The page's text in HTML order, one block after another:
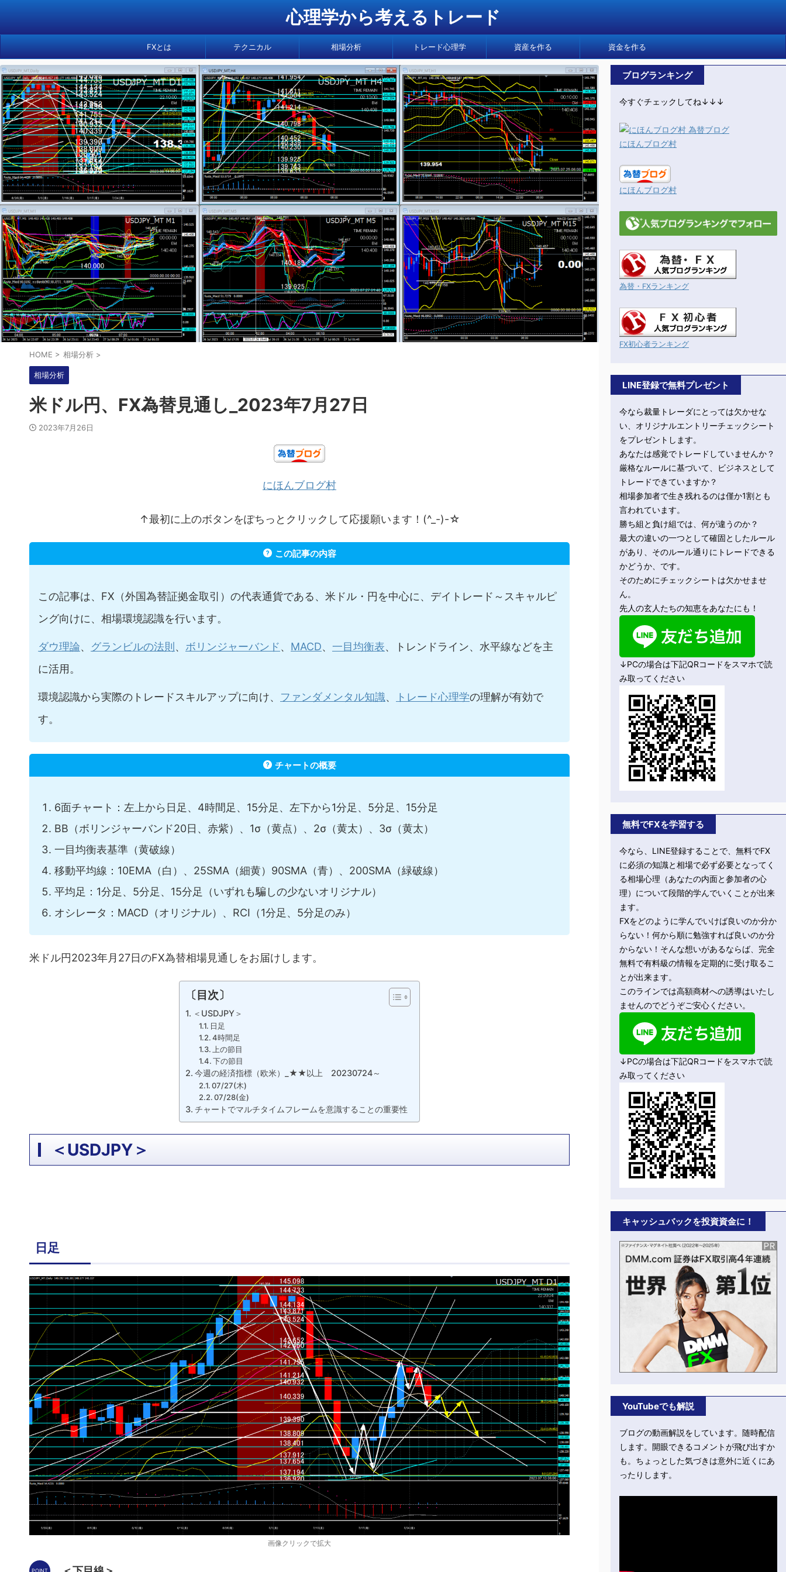
心理学から考えるトレード
FXとは テクニカル 相場分析 トレード心理学 資産を作る 資金を作る
HOME > 相場分析 >
相場分析
米ドル円、FX為替見通し_2023年7月27日
2023年7月26日
にほんブログ村
↑最初に上のボタンをぽちっとクリックして応援願います！(^_-)-☆
この記事の内容
この記事は、FX（外国為替証拠金取引）の代表通貨である、米ドル・円を中心に、デイトレード～スキャルピ
ング向けに、相場環境認識を行います。
ダウ理論、 グランビルの法則 、 ボリンジャーバンド、 MACD、 一目均衡表、トレンドライン、水平線などを主
に活用。
環境認識から実際のトレードスキルアップに向け、 ファンダメンタル知識、 トレード心理学の理解が有効で
す。
チャートの概要
6面チャート：左上から日足、4時間足、15分足、左下から1分足、5分足、15分足
BB（ボリンジャーバンド20日、赤紫）、1σ（黄点）、2σ（黄太）、3σ（黄太）
一目均衡表基準（黄破線）
移動平均線：10EMA（白）、25SMA（細黄）90SMA（青）、200SMA（緑破線）
平均足：1分足、5分足、15分足（いずれも騙しの少ないオリジナル）
オシレータ：MACD（オリジナル）、RCI（1分足、5分足のみ）
米ドル円2023年月27日のFX為替相場見通しをお届けします。
〔目次〕
＜USDJPY＞
日足
4時間足
上の節目
下の節目
今週の経済指標（欧米）_★★以上 20230724～
07/27(木)
07/28(金)
チャートでマルチタイムフレームを意識することの重要性
＜USDJPY＞
日足
画像クリックで拡大
ブログランキング
今すぐチェックしてね↓↓↓
にほんブログ村
にほんブログ村
為替・FXランキング
FX初心者ランキング
LINE登録で無料プレゼント
今なら裁量トレーダにとっては欠かせな
い、オリジナルエントリーチェックシート
をプレゼントします。
あなたは感覚でトレードしていませんか？
厳格なルールに基づいて、ビジネスとして
トレードできていますか？
相場参加者で生き残れるのは僅か1割とも
言われています。
勝ち組と負け組では、何が違うのか？
最大の違いの一つとして確固としたルール
があり、そのルール通りにトレードできる
かどうか、です。
そのためにチェックシートは欠かせませ
ん。
先人の玄人たちの知恵をあなたにも！
↓PCの場合は下記QRコードをスマホで読
み取ってください
無料でFXを学習する
今なら、LINE登録することで、無料でFX
に必須の知識と相場で必ず必要となってく
る相場心理（あなたの内面と参加者の心
理）について段階的学んでいくことが出来
ます。
FXをどのように学んでいけば良いのか分か
らない！何から順に勉強すれば良いのか分
からない！そんな想いがあるならば、完全
無料で有料級の情報を定期的に受け取るこ
とが出来ます。
このラインでは高額商材への誘導はいたし
ませんのでどうぞご安心ください。
↓PCの場合は下記QRコードをスマホで読
み取ってください
キャッシュバックを投資資金に！
YouTubeでも解説
ブログの動画解説をしています。随時配信
します。開眼できるコメントが飛び出すか
も。ちょっとした気づきは意外に近くにあ
ったりします。